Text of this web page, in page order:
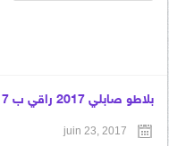
بلاطو صابلي 2017 راقي ب 7 أشكال جديدة و لأول مرة مشكلة من عجين واحد و بدون شوكولا/ #حلويات_العيد
juin 23, 2017